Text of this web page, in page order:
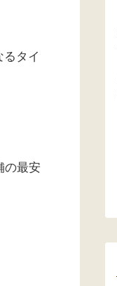
タイ
の最安